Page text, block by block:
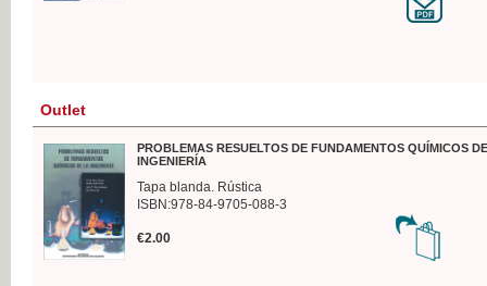
Outlet
PROBLEMAS RESUELTOS DE FUNDAMENTOS QUÍMICOS
INGENIERÍA
Tapa blanda. Rústica
ISBN:978-84-9705-088-3
€2.00